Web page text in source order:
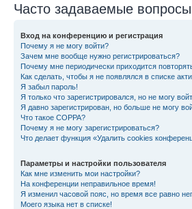
Часто задаваемые вопросы
Вход на конференцию и регистрация
Почему я не могу войти?
Зачем мне вообще нужно регистрироваться?
Почему мне периодически приходится
Как сделать, чтобы я не появлялся в списке
Я забыл пароль!
Я только что зарегистрировался, но не могу
Я давно зарегистрирован, но больше не могу
Что такое COPPA?
Почему я не могу зарегистрироваться?
Что делает функция «Удалить cookies
Параметры и настройки пользователя
Как мне изменить мои настройки?
На конференции неправильное время!
Я изменил часовой пояс, но время все равно
Моего языка нет в списке!